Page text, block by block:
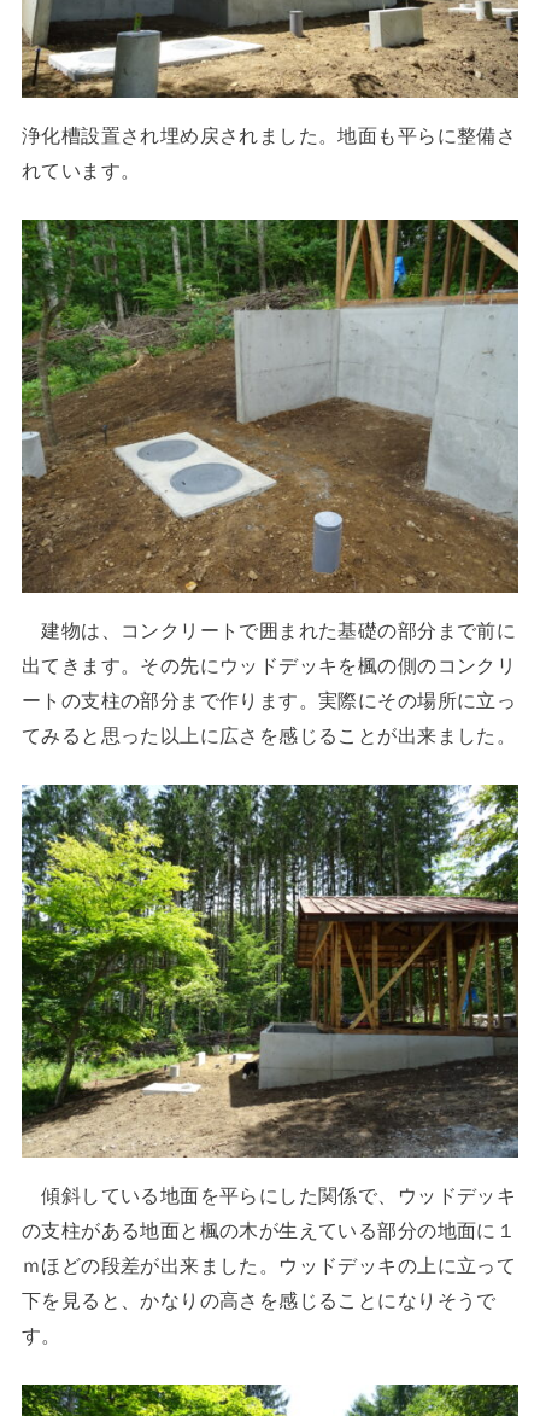
浄化槽設置され埋め戻されました。地面も平らに整備さ
れています。
建物は、コンクリートで囲まれた基礎の部分まで前に
出てきます。その先にウッドデッキを楓の側のコンクリ
ートの支柱の部分まで作ります。実際にその場所に立っ
てみると思った以上に広さを感じることが出来ました。
傾斜している地面を平らにした関係で、ウッドデッキ
の支柱がある地面と楓の木が生えている部分の地面に１
ｍほどの段差が出来ました。ウッドデッキの上に立って
下を見ると、かなりの高さを感じることになりそうで
す。